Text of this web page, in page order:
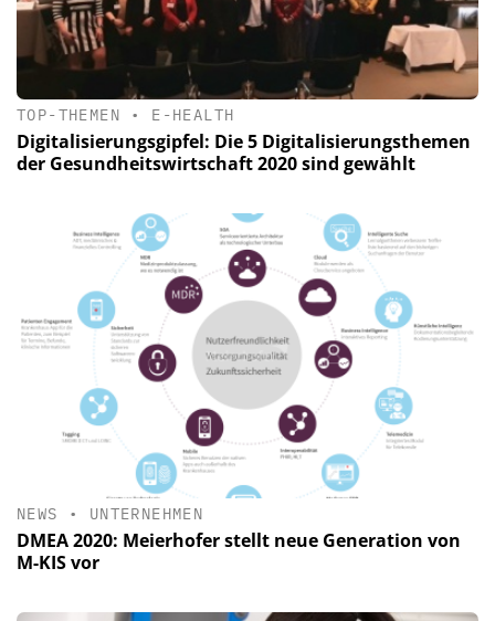
TOP-THEMEN • E-HEALTH
Digitalisierungsgipfel: Die 5 Digitalisierungsthemen
der Gesundheitswirtschaft 2020 sind gewählt
NEWS • UNTERNEHMEN
DMEA 2020: Meierhofer stellt neue Generation von
M-KIS vor